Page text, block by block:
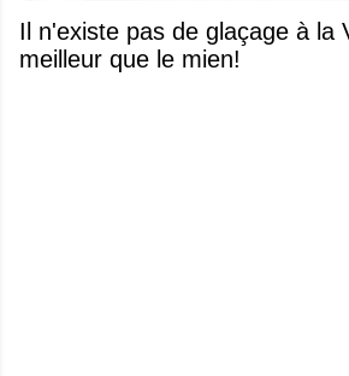
Il n'existe pas de glaçage à la
meilleur que le mien!